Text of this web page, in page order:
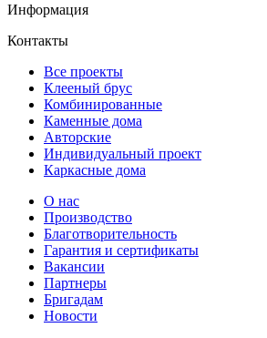
Информация
Контакты
Все проекты
Клееный брус
Комбинированные
Каменные дома
Авторские
Индивидуальный проект
Каркасные дома
О нас
Производство
Благотворительность
Гарантия и сертификаты
Вакансии
Партнеры
Бригадам
Новости